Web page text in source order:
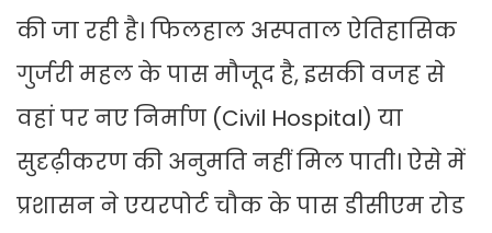
की जा रही है। फिलहाल अस्पताल ऐतिहासिक
गुर्जरी महल के पास मौजूद है, इसकी वजह से
वहां पर नए निर्माण (Civil Hospital) या
सुदृढ़ीकरण की अनुमति नहीं मिल पाती। ऐसे में
प्रशासन ने एयरपोर्ट चौक के पास डीसीएम रोड